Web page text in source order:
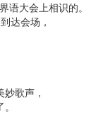
语大会上相识的。
达会场，
歌声，